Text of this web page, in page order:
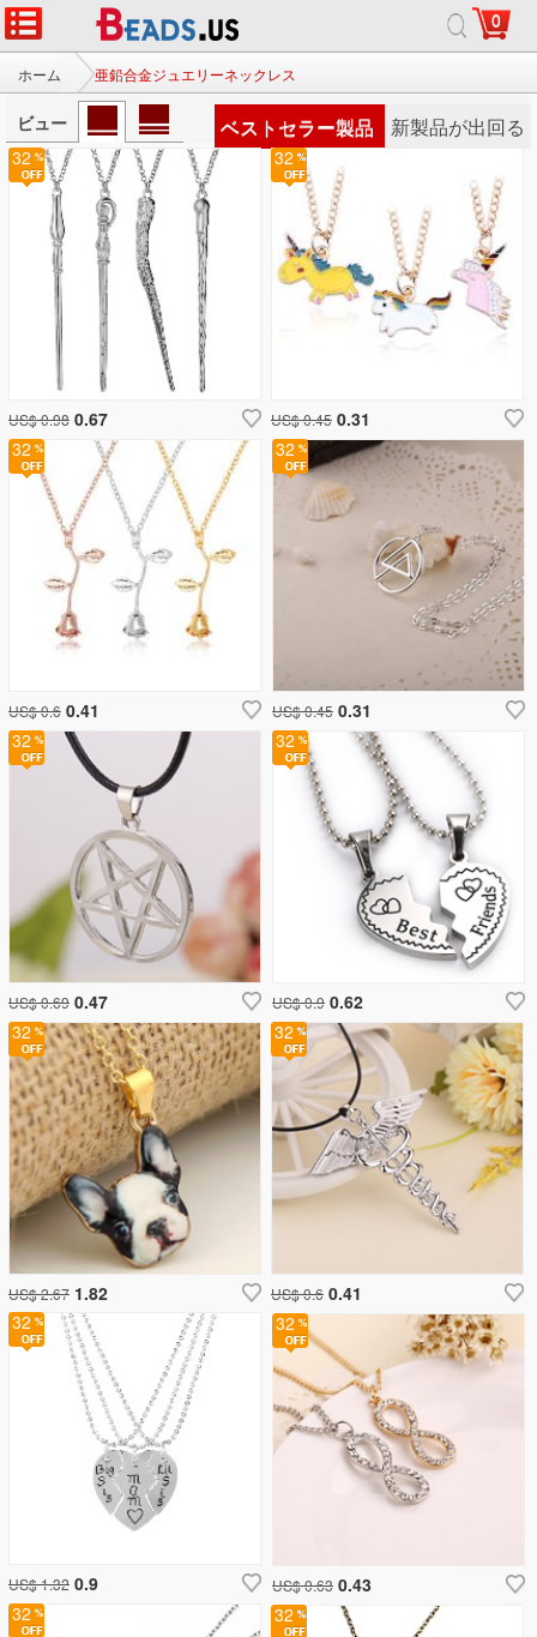
0
ホーム 亜鉛合金ジュエリーネックレス
ビュー ベストセラー製品 新製品が出回る
32
32
US$ 0.98 0.67
32
US$ 0.9 0.62
32
US$ 0.6 0.41
32
32
US$ 1.32 0.9
32
US$ 0.6 0.41
32
US$ 2.67 1.82
32
US$ 0.45 0.31
32
US$ 0.63 0.43
32
US$ 0.69 0.47
32
US$ 0.45 0.31